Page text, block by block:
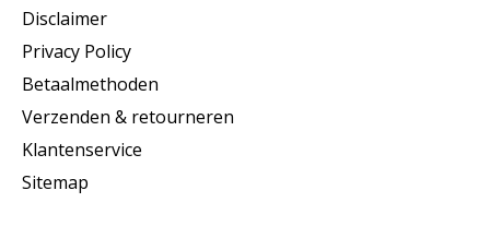
Disclaimer
Privacy Policy
Betaalmethoden
Verzenden & retourneren
Klantenservice
Sitemap